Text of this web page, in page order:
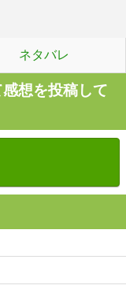
ネタバレ
想を投稿して